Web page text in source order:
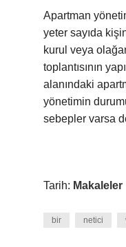
Apartman
yeter sayıda
kurul veya
toplantısının
alanındaki
yönetimin
sebepler varsa
Tarih: Makaleler
bir netici